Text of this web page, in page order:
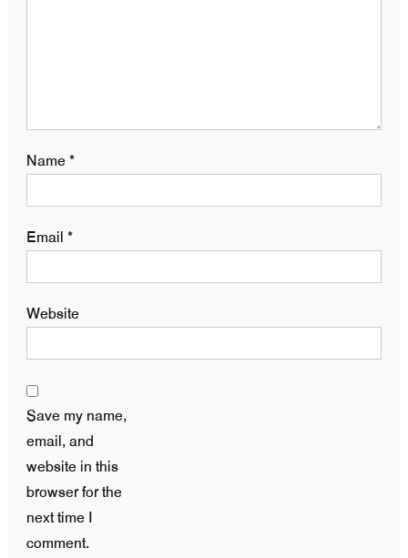
Name*
Email *
Website
Save my name,
email, and
website in this
browser for the
next time I
comment.